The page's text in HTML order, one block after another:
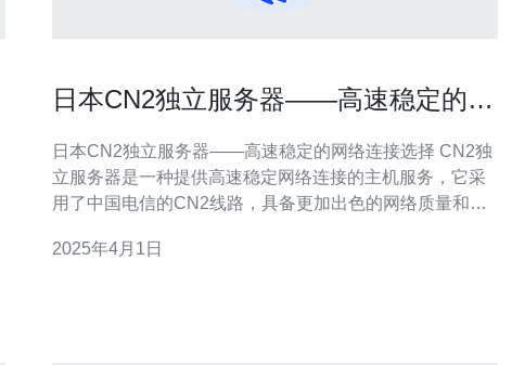
日本CN2独立服务器——高速稳定的网
日本CN2独立服务器——高速稳定的网络连接选择 CN2独
立服务器是一种提供高速稳定网络连接的主机服务，它采
用了中国电信的CN2线路，具备更加出色的网络质量和更
靠的服务器是非常重要的。日本CN2独立服务器具有以下
2025年4月1日